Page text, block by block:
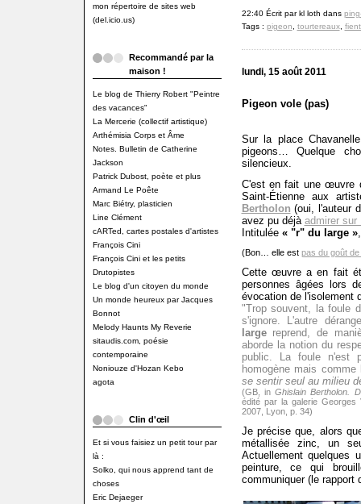
mon répertoire de sites web
(del.icio.us)
Recommandé par la
maison !
Le blog de Thierry Robert "Peintre
des vacances"
La Mercerie (collectif artistique)
Arthémisia Corps et Âme
Notes. Bulletin de Catherine
Jackson
Patrick Dubost, poète et plus
Armand Le Poête
Marc Biétry, plasticien
Line Clément
cARTed, cartes postales d'artistes
François Cini
François Cini et les petits
Drutopistes
Le blog d'un citoyen du monde
Un monde heureux par Jacques
Bonnot
Melody Haunts My Reverie
sitaudis.com, poésie
contemporaine
Noniouze d'Hozan Kebo
agota
Clin d'œil
Et si vous faisiez un petit tour par
là :
Solko, qui nous apprend tant de
choses
Eric Dejaeger
22:40 Écrit par kl loth dans
Tags : pigeon, tourtereaux,
lundi, 15 août 2011
Pigeon vole (pas)
Sur la place
pigeons… Quelque
silencieux.
C'est en fait une œuvre
Saint-Étienne aux
Bertholon (oui, l'auteur
avez pu déjà admirer sur
Intitulée « "r" du large »
(Bon… elle est pas du goût
Cette œuvre a en fait
personnes âgées lors
évocation de l'isolement
"Trop souvent, la foule
s'ignore. L'autre
largereprend, de
aborde la notion du
public. La foule n'est
homogène mais
se sentir seul au milieu
(GB, in Ghislain Bertholon.
édité par la galerie
2007, Lyon, p. 34)
Je précise que, alors
métallisée zinc, un
Actuellement quelques
peinture, ce qui
communiquer (le rapport